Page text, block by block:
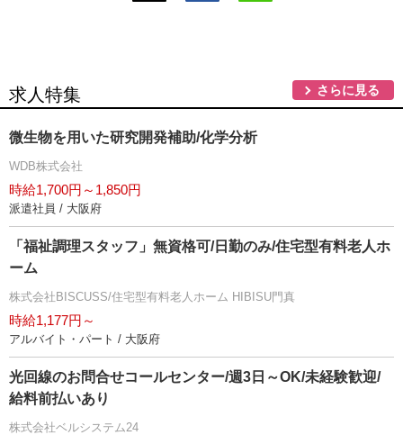
求人特集 さらに見る
微生物を用いた研究開発補助/化学分析
WDB株式会社
時給1,700円～1,850円
派遣社員 / 大阪府
「福祉調理スタッフ」無資格可/日勤のみ/住宅型有料老人ホ
ーム
株式会社BISCUSS/住宅型有料老人ホーム HIBISU門真
時給1,177円～
アルバイト・パート / 大阪府
光回線のお問合せコールセンター/週3日～OK/未経験歓迎/
給料前払いあり
株式会社ベルシステム24